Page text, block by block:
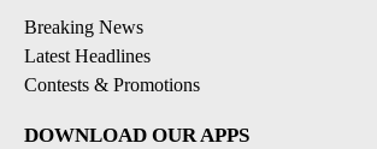
Breaking News
Latest Headlines
Contests & Promotions
DOWNLOAD OUR APPS